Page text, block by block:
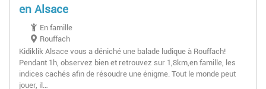
en Alsace
En famille
Rouffach
Kidiklik Alsace vous a déniché une balade ludique à Rouffach!
Pendant 1h, observez bien et retrouvez sur 1,8km,en famille, les
indices cachés afin de résoudre une énigme. Tout le monde peut
jouer, il…